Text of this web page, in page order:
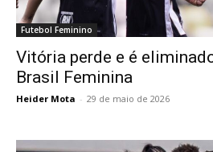
Futebol Feminino
Vitória perde e é
Brasil Feminina
Heider Mota - 29 de maio de 2026